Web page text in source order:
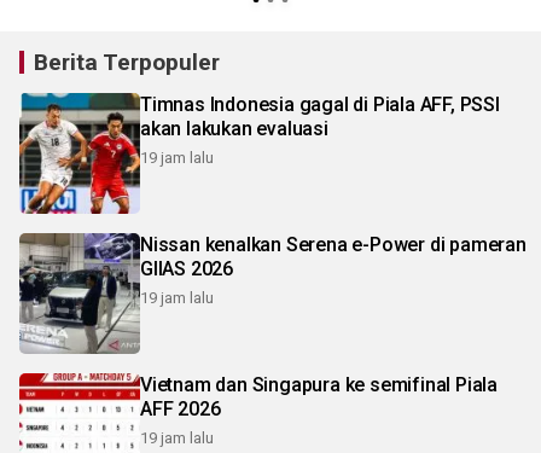
Berita Terpopuler
Timnas Indonesia gagal di Piala AFF, PSSI
akan lakukan evaluasi
19 jam lalu
Nissan kenalkan Serena e-Power di pameran
GIIAS 2026
19 jam lalu
Vietnam dan Singapura ke semifinal Piala
AFF 2026
19 jam lalu